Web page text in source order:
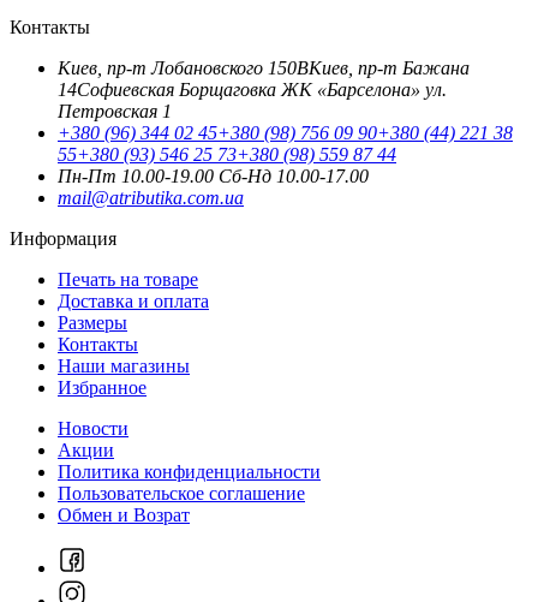
Контакты
Киев, пр-т Лобановского 150ВКиев, пр-т Бажана
14Софиевская Борщаговка ЖК «Барселона» ул.
Петровская 1
+380 (96) 344 02 45+380 (98) 756 09 90+380 (44) 221 38
55+380 (93) 546 25 73+380 (98) 559 87 44
Пн-Пт 10.00-19.00 Cб-Нд 10.00-17.00
mail@atributika.com.ua
Информация
Печать на товаре
Доставка и оплата
Размеры
Контакты
Наши магазины
Избранное
Новости
Акции
Политика конфиденциальности
Пользовательское соглашение
Обмен и Возрат